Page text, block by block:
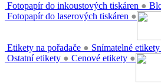
Fotopapír do inkoustových tiskáren ●
Fotopapír do laserových tiskáren ●
Etikety na pořadače ● Snímatelné etikety
Ostatní etikety ● Cenové etikety ●